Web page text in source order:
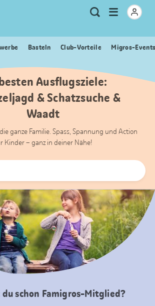
Meta
Navigation
Suche
Menu
öffnen
Basteln Club-Vorteile Migros-
Ausflugsziele:
& Schatzsuche &
Waadt
ganze Familie. Spass, Spannung und Action
Kinder – ganz in deiner Nähe!
schon Famigros-Mitglied?